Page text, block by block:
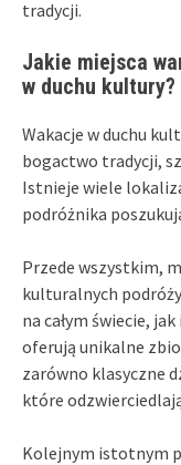
tradycji.
Jakie miejsca
w duchu kultury?
Wakacje w duchu
bogactwo tradycji,
Istnieje wiele
podróżnika
Przede wszystkim,
kulturalnych
na całym świecie,
oferują unikalne
zarówno klasyczne
które
Kolejnym istotnym